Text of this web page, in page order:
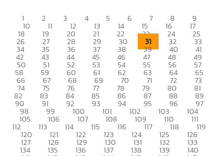
1 2 3 4 5 6 7 8 9
10 11 12 13 14 15 16 17
18 19 20 21 22 23 24 25
26 27 28 29 30 31 32 33
34 35 36 37 38 39 40 41
42 43 44 45 46 47 48 49
50 51 52 53 54 55 56 57
58 59 60 61 62 63 64 65
66 67 68 69 70 71 72 73
74 75 76 77 78 79 80 81
82 83 84 85 86 87 88 89
90 91 92 93 94 95 96 97
98 99 100 101 102 103 104
105 106 107 108 109 110 111
112 113 114 115 116 117 118 119
120 121 122 123 124 125 126
127 128 129 130 131 132 133
134 135 136 137 138 139 140